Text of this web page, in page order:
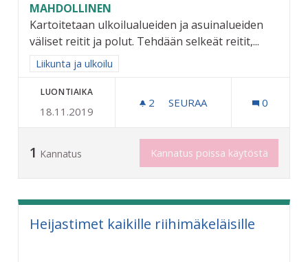
MAHDOLLINEN
Kartoitetaan ulkoilualueiden ja asuinalueiden
väliset reitit ja polut. Tehdään selkeät reitit,...
Rajaa tulokset aihepiirin mukaan: Liikunta ja ulkoilu
Liikunta ja ulkoilu
LUONTIAIKA
18.11.2019
2 2 SEURAAJAA
SEURAA 0
1 Kannatus Kannatus poissa käytöstä
Heijastimet kaikille riihimäkeläisille